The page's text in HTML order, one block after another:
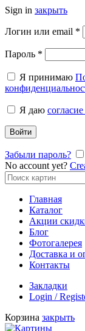
Sign in закрыть
Логин или email *
Пароль *
Я принимаю
Я даю
Войти
Забыли пароль?
No account yet?
Search
for:
Главная
Каталог
Акции
Блог
Фотогалерея
Доставка и
Контакты
Закладки
Login /
Корзина закрыть